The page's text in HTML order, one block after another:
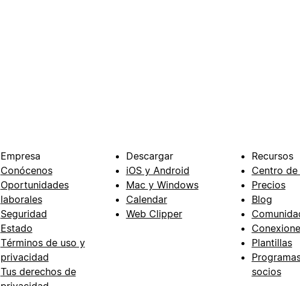
Empresa
Conócenos
Oportunidades
laborales
Seguridad
Estado
Términos de uso y
privacidad
Tus derechos de
Descargar
iOS y Android
Mac y Windows
Calendar
Web Clipper
Recursos
Centro de
Precios
Blog
Plantillas
socios